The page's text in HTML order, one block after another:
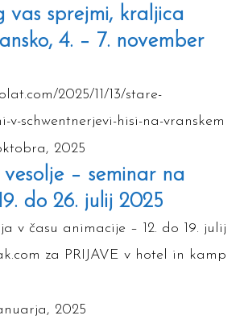
vas sprejmi, kraljica
4. – 7. november
2025/11/13/stare-
v-schwentnerjevi-hisi-na-vranskem
2025
– seminar na
do 26. julij 2025
v času animacije – 12. do 19. julij
za PRIJAVE v hotel in kamp
2025